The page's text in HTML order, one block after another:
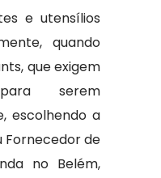
e utensílios
quando
que exigem
serem
escolhendo a
Fornecedor de
no Belém,